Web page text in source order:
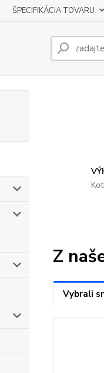
ŠPECIFIKÁCIA TOVARU
Z
Vybrali